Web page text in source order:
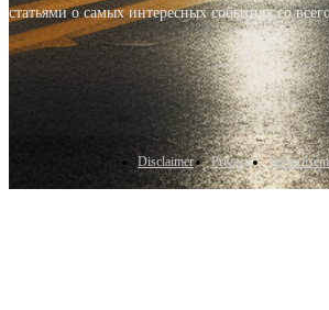
статьями о самых интересных событиях со
Disclaimer Privacy